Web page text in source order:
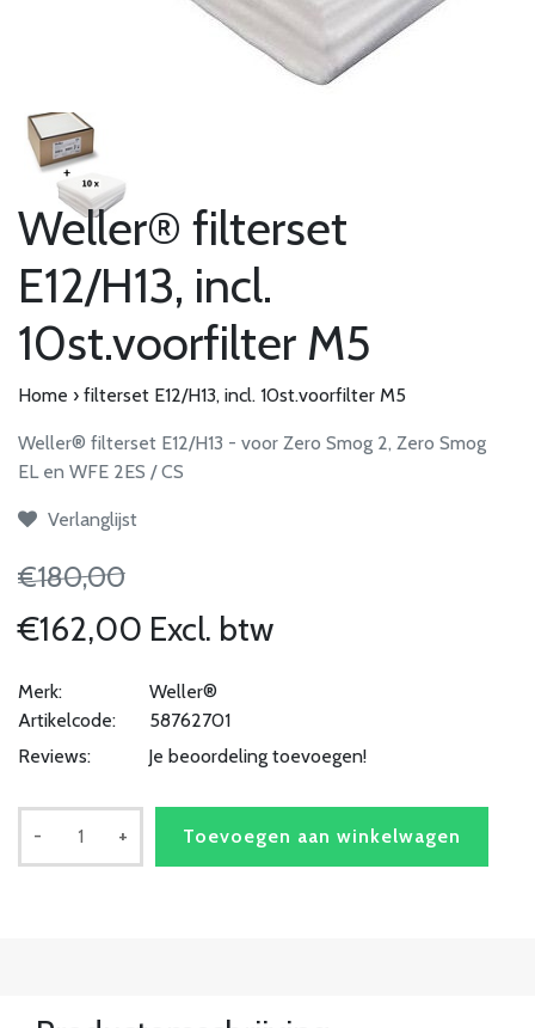
Weller® filterset
E12/H13, incl.
10st.voorfilter M5
Home › filterset E12/H13, incl. 10st.voorfilter M5
Weller® filterset E12/H13 - voor Zero Smog 2, Zero Smog
EL en WFE 2ES / CS
Verlanglijst
€180,00
€162,00 Excl. btw
Merk:
Weller®
Artikelcode:
58762701
Reviews:
Je beoordeling toevoegen!
- + Toevoegen aan winkelwagen